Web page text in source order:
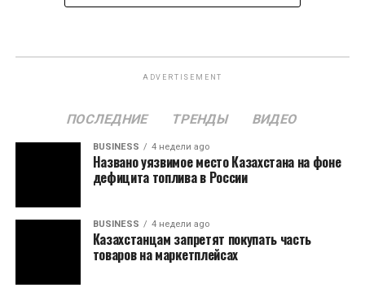
ADVERTISEMENT
ПОСЛЕДНИЕ ТРЕНДЫ ВИДЕО
BUSINESS 4 недели ago
Названо уязвимое место Казахстана на фоне
дефицита топлива в России
BUSINESS 4 недели ago
Казахстанцам запретят покупать часть
товаров на маркетплейсах